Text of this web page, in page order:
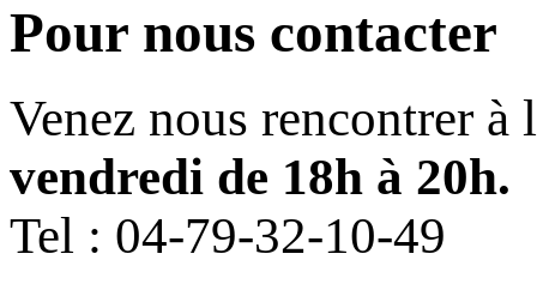
Pour nous contacter
Venez nous rencontrer à
vendredi de 18h à 20h.
Tel : 04-79-32-10-49